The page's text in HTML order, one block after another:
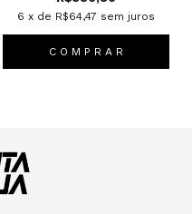
6 x de R$64,47 sem juros
C O M P R A R